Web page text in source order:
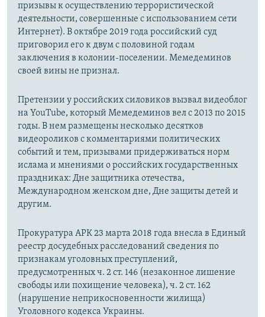
призывы к осуществлению террористической
деятельности, совершенные с использованием сети
Интернет)​. В октябре 2019 года российский суд
приговорил его к двум с половиной годам
заключения в колонии-поселении. Мемедеминов
своей вины не признал.
Претензии у российских силовиков вызвал видеоблог
на YouTube, который Мемедеминов вел с 2013 по 2015
годы. В нем размещены несколько десятков
видеороликов с комментариями политических
событий и тем, призывами придерживаться норм
ислама и мнениями о российских государственных
праздниках: Дне защитника отечества,
Международном женском дне, Дне защиты детей и
другим.
Прокуратура АРК 23 марта 2018 года внесла в Единый
реестр досудебных расследований сведения по
признакам уголовных преступлений,
предусмотренных ч. 2 ст. 146 (незаконное лишение
свободы или похищение человека), ч. 2 ст. 162
(нарушение неприкосновенности жилища)
Уголовного кодекса Украины.